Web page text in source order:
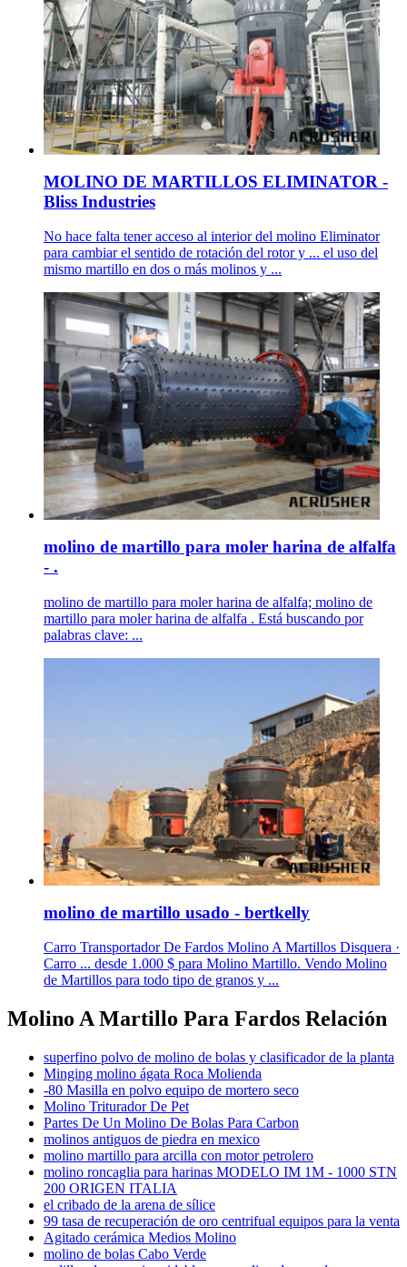
MOLINO DE MARTILLOS ELIMINATOR -
Bliss Industries
No hace falta tener acceso al interior del molino Eliminator
para cambiar el sentido de rotación del rotor y ... el uso del
mismo martillo en dos o más molinos y ...
molino de martillo para moler harina de alfalfa
- .
molino de martillo para moler harina de alfalfa; molino de
martillo para moler harina de alfalfa . Está buscando por
palabras clave: ...
molino de martillo usado - bertkelly
Carro Transportador De Fardos Molino A Martillos Disquera ·
Carro ... desde 1.000 $ para Molino Martillo. Vendo Molino
de Martillos para todo tipo de granos y ...
Molino A Martillo Para Fardos Relación
superfino polvo de molino de bolas y clasificador de la planta
Minging molino ágata Roca Molienda
-80 Masilla en polvo equipo de mortero seco
Molino Triturador De Pet
Partes De Un Molino De Bolas Para Carbon
molinos antiguos de piedra en mexico
molino martillo para arcilla con motor petrolero
molino roncaglia para harinas MODELO IM 1M - 1000 STN
200 ORIGEN ITALIA
el cribado de la arena de sílice
99 tasa de recuperación de oro centrifual equipos para la venta
Agitado cerámica Medios Molino
molino de bolas Cabo Verde